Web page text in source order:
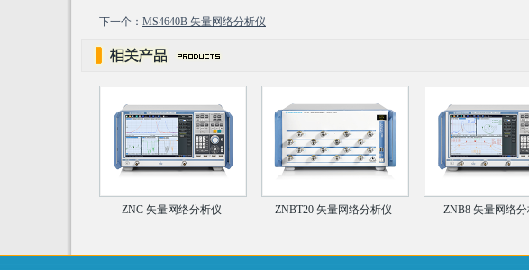
下一个： MS4640B 矢量网络分析仪
ZNC 矢量网络分析仪 ZNBT20 矢量网络分析仪 ZNB8 矢量网络分